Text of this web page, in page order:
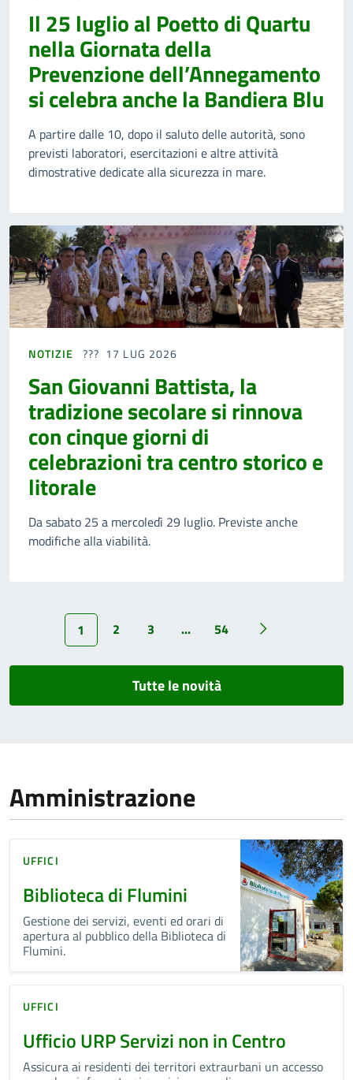
Il 25 luglio al Poetto di Quartu
nella Giornata della
Prevenzione dell’Annegamento
si celebra anche la Bandiera Blu
A partire dalle 10, dopo il saluto delle autorità, sono
previsti laboratori, esercitazioni e altre attività
dimostrative dedicate alla sicurezza in mare.
NOTIZIE 17 LUG 2026
San Giovanni Battista, la
tradizione secolare si rinnova
con cinque giorni di
celebrazioni tra centro storico e
litorale
Da sabato 25 a mercoledì 29 luglio. Previste anche
modifiche alla viabilità.
1 2 3 ... 54
Tutte le novità
Amministrazione
UFFICI
Biblioteca di Flumini
Gestione dei servizi, eventi ed orari di
apertura al pubblico della Biblioteca di
Flumini.
UFFICI
Ufficio URP Servizi non in Centro
Assicura ai residenti dei territori extraurbani un accesso